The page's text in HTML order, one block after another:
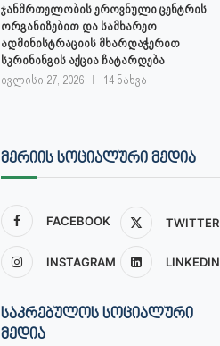
ჯანმრთელობის ეროვნული ცენტრის
ორგანიზებით და სამხარეო
ადმინისტრაციის მხარდაჭერით
სკრინინგის აქცია ჩატარდება
ივლისი 27, 2026 14 ნახვა
ᲛᲔᲠᲘᲘᲡ ᲡᲝᲪᲘᲐᲚᲣᲠᲘ ᲛᲔᲓᲘᲐ
FACEBOOK TWITTER
INSTAGRAM LINKEDIN
ᲡᲐᲙᲠᲔᲑᲣᲚᲝᲡ ᲡᲝᲪᲘᲐᲚᲣᲠᲘ
ᲛᲔᲓᲘᲐ